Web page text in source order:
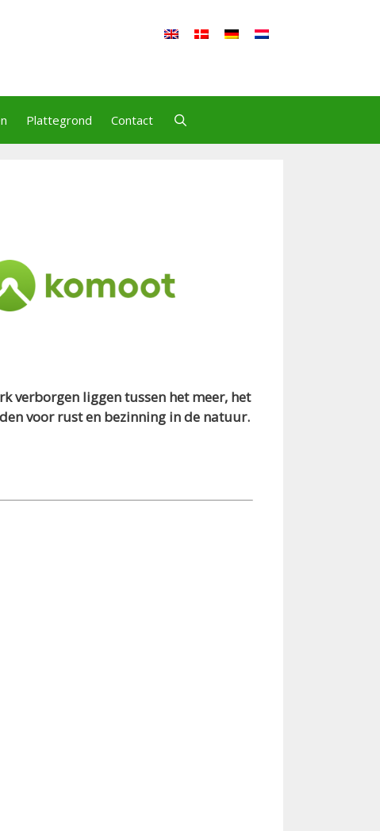
Plattegrond Contact
verborgen liggen tussen het meer, het
voor rust en bezinning in de natuur.